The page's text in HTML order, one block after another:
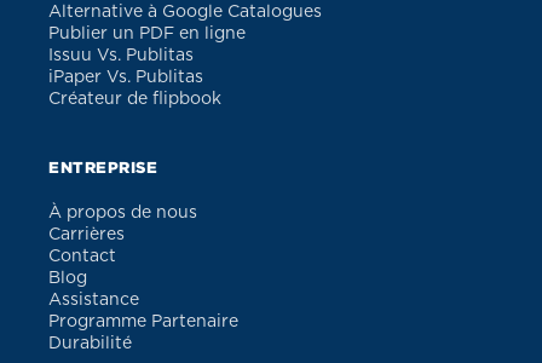
Alternative à Google Catalogues
Publier un PDF en ligne
Issuu Vs. Publitas
iPaper Vs. Publitas
Créateur de flipbook
ENTREPRISE
À propos de nous
Carrières
Contact
Blog
Assistance
Programme Partenaire
Durabilité